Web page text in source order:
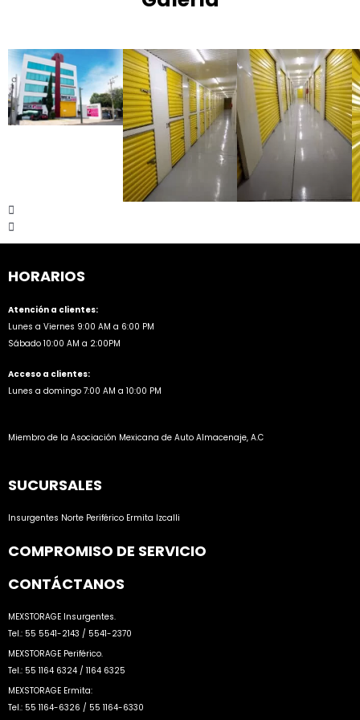
HORARIOS
Atención a clientes:
Lunes a Viernes 9:00 AM a 6:00 PM
Sábado 10:00 AM a 2:00PM
Acceso a clientes:
Lunes a domingo 7:00 AM a 10:00 PM
Miembro de la Asociación Mexicana de Auto Almacenaje, A.C
SUCURSALES
Insurgentes Norte Periférico Ermita Izcalli
COMPROMISO DE SERVICIO
CONTÁCTANOS
MEXSTORAGE Insurgentes.
Tel.: 55 5541-2143 / 5541-2370
MEXSTORAGE Periférico.
Tel.: 55 1164 6324 / 1164 6325
MEXSTORAGE Ermita:
Tel.: 55 1164-6326 / 55 1164-6330